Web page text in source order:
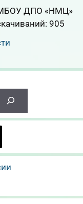
МБОУ ДПО «НМЦ»
905